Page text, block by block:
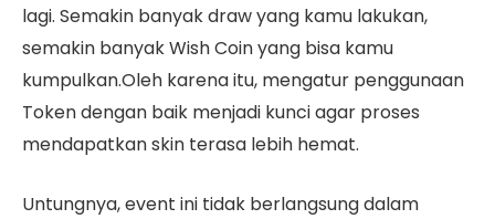
lagi. Semakin banyak draw yang kamu lakukan,
semakin banyak Wish Coin yang bisa kamu
kumpulkan.Oleh karena itu, mengatur penggunaan
Token dengan baik menjadi kunci agar proses
mendapatkan skin terasa lebih hemat.
Untungnya, event ini tidak berlangsung dalam